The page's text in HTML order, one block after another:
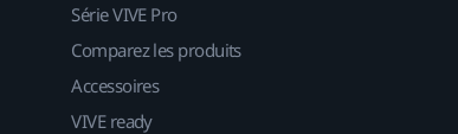
Série VIVE Pro
Comparez les produits
Accessoires
VIVE ready